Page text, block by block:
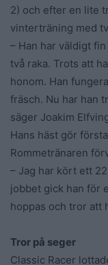
2) och efter en lite
vinterträning med
– Han har väldigt
två raka. Trots att
honom. Han
fräsch. Nu har han
säger Joakim
Hans häst gör
Rommetränaren
– Jag har kört ett
jobbet gick han för
hoppas och tror att
Tror på seger
Classic Racer